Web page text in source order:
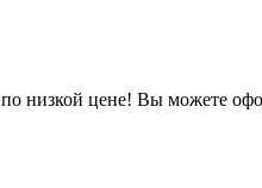
цене! Вы можете